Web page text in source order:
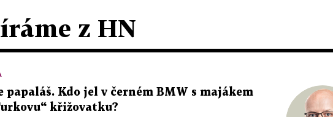
z HN
papaláš. Kdo jel v černém BMW s majákem
křižovatku?